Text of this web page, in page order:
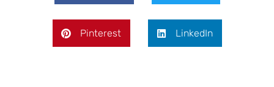
Pinterest LinkedIn